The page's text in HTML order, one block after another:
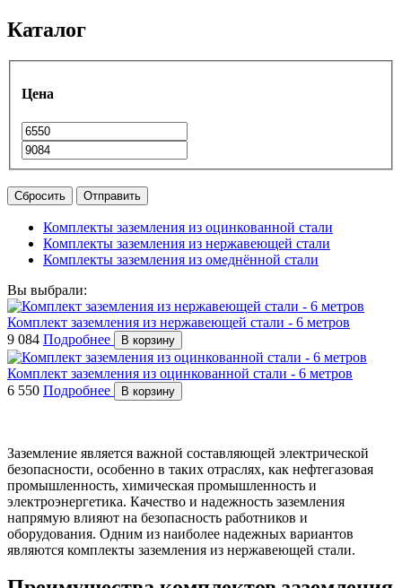
Каталог
Цена
Сбросить Отправить
Комплекты заземления из оцинкованной стали
Комплекты заземления из нержавеющей стали
Комплекты заземления из омеднённой стали
Вы выбрали:
Комплект заземления из нержавеющей стали - 6 метров
9 084 Подробнее В корзину
Комплект заземления из оцинкованной стали - 6 метров
6 550 Подробнее В корзину
Заземление является важной составляющей электрической
безопасности, особенно в таких отраслях, как нефтегазовая
промышленность, химическая промышленность и
электроэнергетика. Качество и надежность заземления
напрямую влияют на безопасность работников и
оборудования. Одним из наиболее надежных вариантов
являются комплекты заземления из нержавеющей стали.